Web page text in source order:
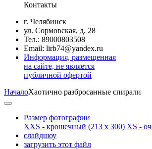
Контакты
г. Челябинск
ул. Сормовская, д. 28
Тел.: 89000803508
Email: lirb74@yandex.ru
Информация, размещенная
на сайте, не является
публичной офертой
НачалоХаотично разбросанные спирали
Размер фотографии
XXS - крошечный (213 x 300) XS -
слайдшоу
загрузить этот файл